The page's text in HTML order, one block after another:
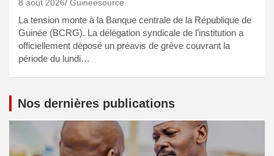
8 août 2026 Guineesource
La tension monte à la Banque centrale de la République de
Guinée (BCRG). La délégation syndicale de l’institution a
officiellement déposé un préavis de grève couvrant la
période du lundi…
Nos dernières publications